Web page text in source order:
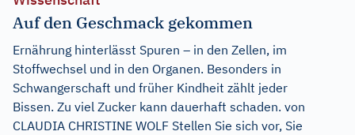
Auf den Geschmack gekommen
Ernährung hinterlässt Spuren – in den Zellen, im
Stoffwechsel und in den Organen. Besonders in
Schwangerschaft und früher Kindheit zählt jeder
Bissen. Zu viel Zucker kann dauerhaft schaden. von
CLAUDIA CHRISTINE WOLF Stellen Sie sich vor, Sie